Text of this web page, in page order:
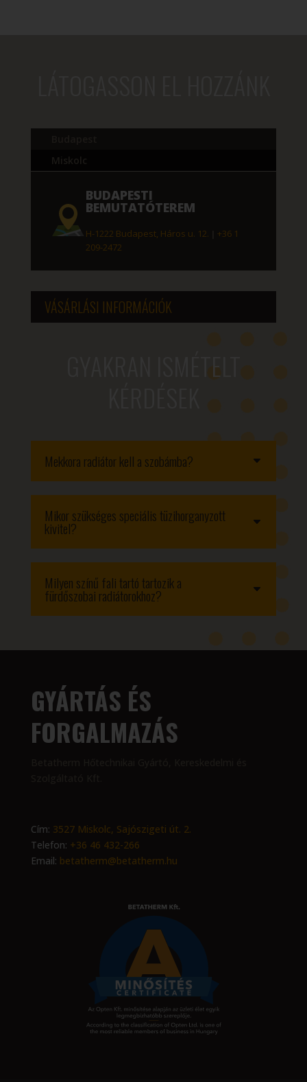
Miskolc
BUDAPESTI
BEMUTATÓTEREM
H-1222 Budapest, Háros u. 12.
+36 1
209-2472
VÁSÁRLÁSI INFORMÁCIÓK
GYAKRAN ISMÉTELT
Mekkora radiátor kell a szobámba?
Mikor szükséges speciális tüzihorganyzott
kivitel?
Milyen színű fali tartó tartozik a
fürdőszobai radiátorokhoz?
GYÁRTÁS ÉS
FORGALMAZÁS
Cím: 3527 Miskolc, Sajószigeti út. 2.
Telefon: +36 46 432-266
Email: betatherm@betatherm.hu